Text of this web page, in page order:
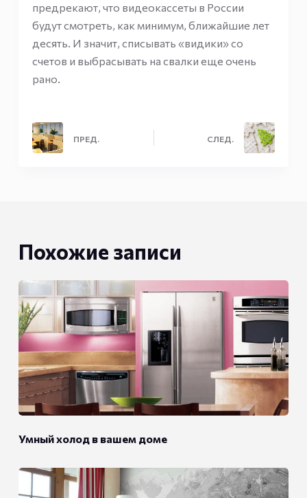
предрекают, что видеокассеты в России
будут смотреть, как минимум, ближайшие лет
десять. И значит, списывать «видики» со
счетов и выбрасывать на свалки еще очень
рано.
ПРЕД. СЛЕД.
Похожие записи
Умный холод в вашем доме